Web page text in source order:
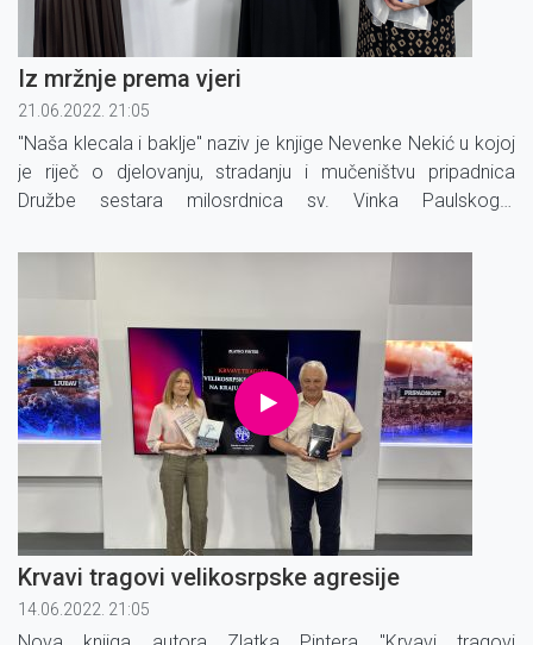
Iz mržnje prema vjeri
21.06.2022. 21:05
"Naša klecala i baklje" naziv je knjige Nevenke Nekić u kojoj
je riječ o djelovanju, stradanju i mučeništvu pripadnica
Družbe sestara milosrdnica sv. Vinka Paulskoga.
prema vjeri''.
Krvavi tragovi velikosrpske agresije
14.06.2022. 21:05